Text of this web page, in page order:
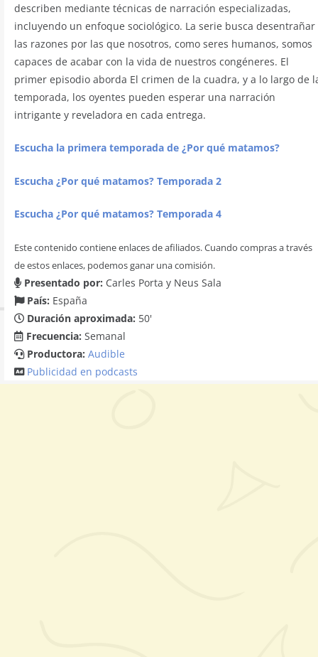
describen mediante técnicas de narración especializadas,
incluyendo un enfoque sociológico. La serie busca desentrañar
las razones por las que nosotros, como seres humanos, somos
capaces de acabar con la vida de nuestros congéneres. El
primer episodio aborda El crimen de la cuadra, y a lo largo de
temporada, los oyentes pueden esperar una narración
intrigante y reveladora en cada entrega.
Escucha la primera temporada de ¿Por qué matamos?
Escucha ¿Por qué matamos? Temporada 2
Escucha ¿Por qué matamos? Temporada 4
Este contenido contiene enlaces de afiliados. Cuando compras a través
de estos enlaces, podemos ganar una comisión.
Presentado por: Carles Porta y Neus Sala
País: España
Duración aproximada: 50'
Frecuencia: Semanal
Productora: Audible
Publicidad en podcasts